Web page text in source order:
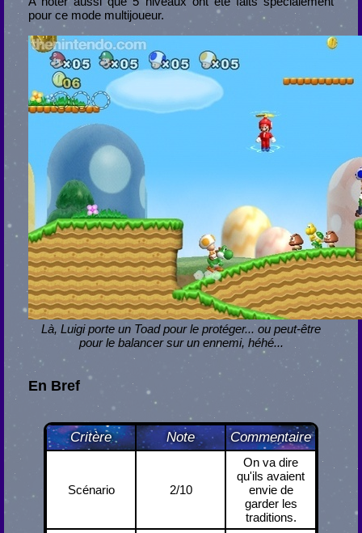
pour ce mode multijoueur.
Là, Luigi porte un Toad pour le protéger... ou peut-être
pour le balancer sur un ennemi, héhé...
En Bref
Critère Note Commentaire
Scénario 2/10
On va dire
qu'ils avaient
envie de
garder les
traditions.